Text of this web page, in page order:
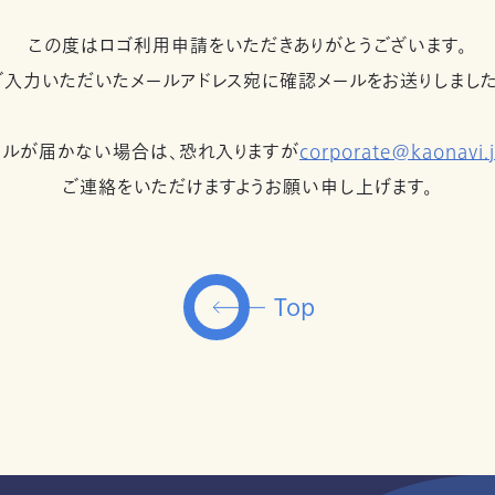
この度はロゴ利用申請をいただきありがとうございます。
力いただいたメールアドレス宛に確認メールをお送りしました
が届かない場合は、 恐れ入りますが
ご連絡をいただけますようお願い申し上げます。
Top